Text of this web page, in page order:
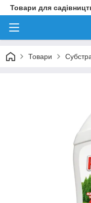
Товари для
Товари